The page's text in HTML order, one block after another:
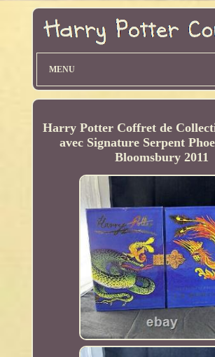
MENU
Harry Potter Coffret de
avec Signature Serpent
Bloomsbury 2011